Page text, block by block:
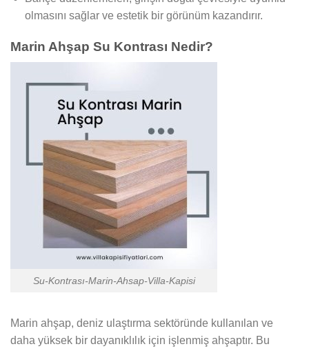
olmasını sağlar ve estetik bir görünüm kazandırır.
Marin Ahşap Su Kontrası Nedir?
Su-Kontrası-Marin-Ahsap-Villa-Kapisi
Marin ahşap, deniz ulaştırma sektöründe kullanılan ve
daha yüksek bir dayanıklılık için işlenmiş ahşaptır. Bu